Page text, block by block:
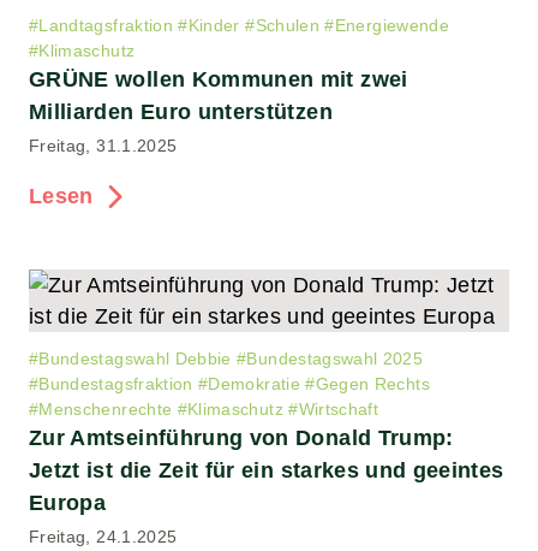
#Landtagsfraktion #Kinder #Schulen #Energiewende
#Klimaschutz
GRÜNE wollen Kommunen mit zwei
Milliarden Euro unterstützen
Freitag, 31.1.2025
Lesen
#Bundestagswahl Debbie #Bundestagswahl 2025
#Bundestagsfraktion #Demokratie #Gegen Rechts
#Menschenrechte #Klimaschutz #Wirtschaft
Zur Amtseinführung von Donald Trump:
Jetzt ist die Zeit für ein starkes und geeintes
Europa
Freitag, 24.1.2025